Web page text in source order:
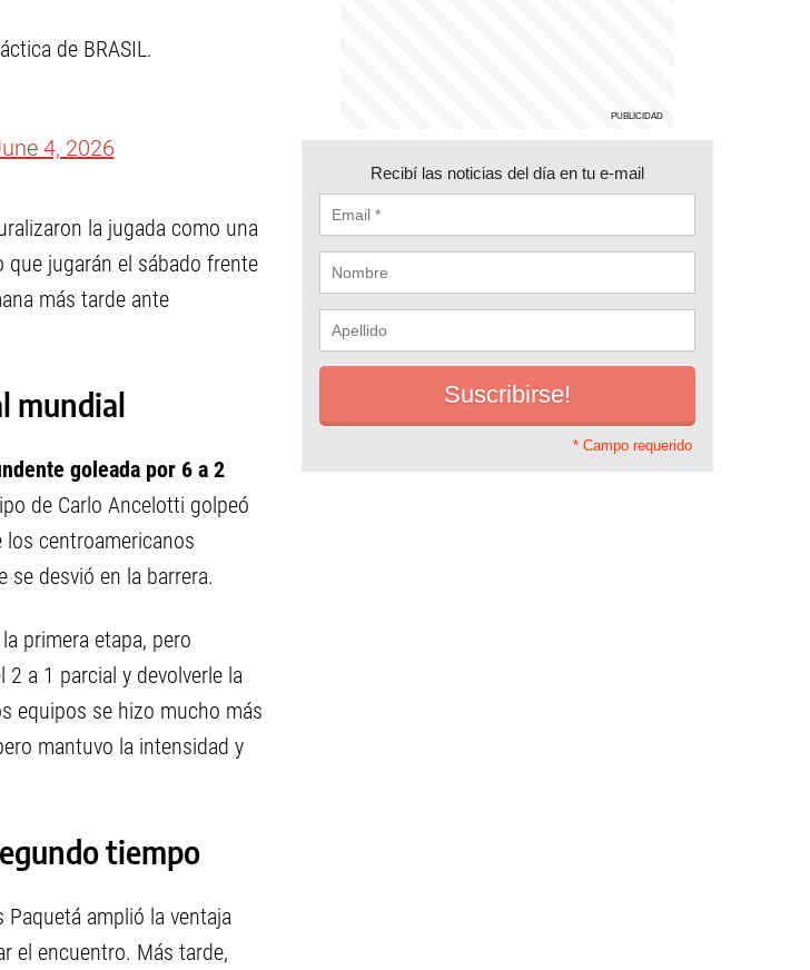
de BRASIL.
4, 2026
la jugada como una
jugarán el sábado frente
más tarde ante
mundial
goleada por 6 a 2
de Carlo Ancelotti golpeó
centroamericanos
se desvió en la barrera.
primera etapa, pero
a 1 parcial y devolverle la
equipos se hizo mucho más
mantuvo la intensidad y
tiempo
Paquetá amplió la ventaja
el encuentro. Más tarde,
Recibí las noticias del día en tu e-mail
* Campo requerido